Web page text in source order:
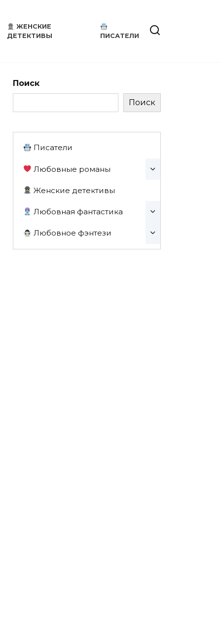
ЖЕНСКИЕ
ДЕТЕКТИВЫ
ПИСАТЕЛИ
Поиск
Поиск
Писатели
Любовные романы
Женские детективы
Любовная фантастика
Любовное фэнтези